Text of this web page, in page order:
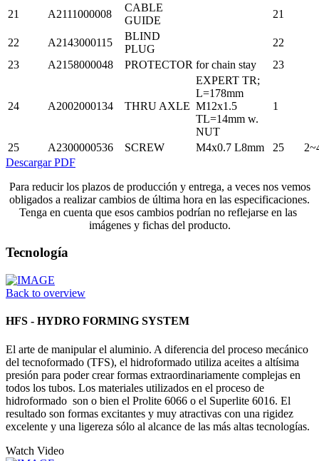
21 A2111000008
CABLE
GUIDE
21
22 A2143000115
BLIND
PLUG
22
23
A2158000048 PROTECTOR for chain stay 23
24 A2002000134 THRU AXLE
EXPERT TR;
L=178mm
M12x1.5
TL=14mm w.
NUT
1
25 A2300000536 SCREW M4x0.7 L8mm 25
Descargar PDF
Para reducir los plazos de producción y entrega, a veces nos vemos
obligados a realizar cambios de última hora en las especificaciones.
Tenga en cuenta que esos cambios podrían no reflejarse en las
imágenes y fichas del producto.
Tecnología
Back to overview
HFS - HYDRO FORMING SYSTEM
El arte de manipular el aluminio. A diferencia del proceso mecánico
del tecnoformado (TFS), el hidroformado utiliza aceites a altísima
presión para poder crear formas extraordinariamente complejas en
todos los tubos. Los materiales utilizados en el proceso de
hidroformado son o bien el Prolite 6066 o el Superlite 6016. El
resultado son formas excitantes y muy atractivas con una rigidez
excelente y una ligereza sólo al alcance de las más altas tecnologías.
Watch Video